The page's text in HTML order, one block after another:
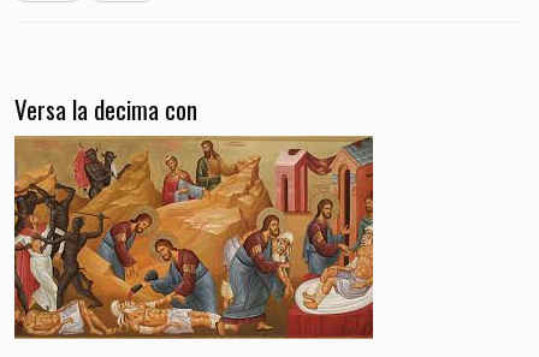
Versa la decima con